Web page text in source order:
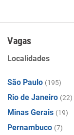
Vagas
Localidades
São Paulo (195)
Rio de Janeiro (22)
Minas Gerais (19)
Pernambuco (7)